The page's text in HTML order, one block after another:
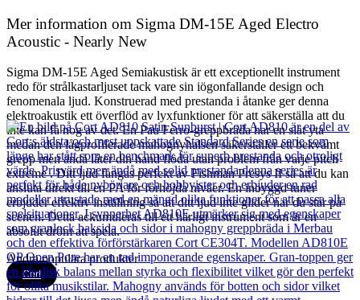
Mer information om Sigma DM-15E Aged Electro
Acoustic - Nearly New
Sigma DM-15E Aged Semiakustisk är ett exceptionellt instrument
redo för strålkastarljuset tack vare sin iögonfallande design och
fenomenala ljud. Konstruerad med prestanda i åtanke ger denna
elektroakustik ett överflöd av lyxfunktioner för att säkerställa att du
inte kan få nog av det. En Pau Ferro-greppbräda har en slät yta
medan den lågprofilerade mahognyhalsen säkerställer ett bekvämt
grepp men ändå låter din hand flöda utan problem från varje pitch
extreme . Ditt ljud fångas perfekt av Fishman Presys II så att du kan
ansluta direkt till en PA för förhöjda nivåer. En inbyggd tuner
erbjuder effektiv inställning så att ditt ljud inte glider när du står på
scenen. Detta ackumuleras till ett härligt instrument som är en
absolut dröm att spela.
Andra populära produkter
Cort